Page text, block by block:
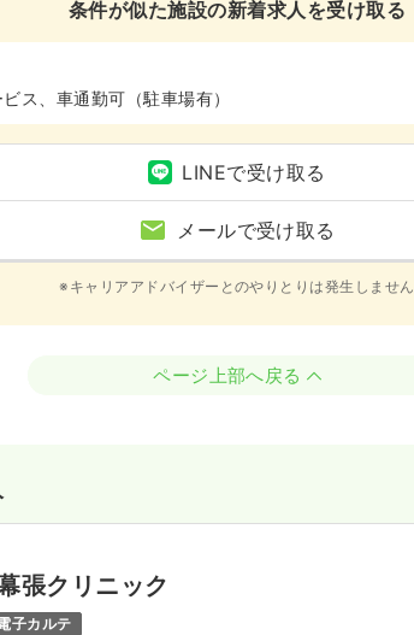
条件が似た施設の新着求人を受け取る
ス、車通勤可（駐車場有）
LINEで受け取る
メールで受け取る
※キャリアアドバイザーとのやりとりは発生しません
ページ上部へ戻る
張クリニック
子カルテ